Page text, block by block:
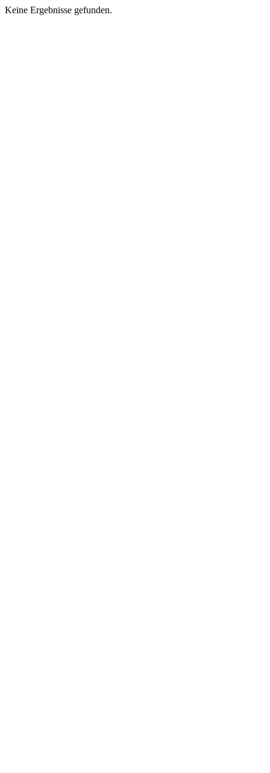
Keine Ergebnisse gefunden.